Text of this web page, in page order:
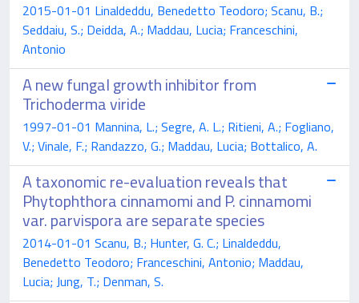
2015-01-01 Linaldeddu, Benedetto Teodoro; Scanu, B.;
Seddaiu, S.; Deidda, A.; Maddau, Lucia; Franceschini,
Antonio
A new fungal growth inhibitor from
Trichoderma viride
1997-01-01 Mannina, L.; Segre, A. L.; Ritieni, A.; Fogliano,
V.; Vinale, F.; Randazzo, G.; Maddau, Lucia; Bottalico, A.
A taxonomic re-evaluation reveals that
Phytophthora cinnamomi and P. cinnamomi
var. parvispora are separate species
2014-01-01 Scanu, B.; Hunter, G. C.; Linaldeddu,
Benedetto Teodoro; Franceschini, Antonio; Maddau,
Lucia; Jung, T.; Denman, S.